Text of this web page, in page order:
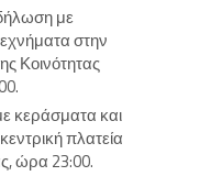
με
στην
Κοινότητας
κεράσματα και
πλατεία
ώρα 23:00.